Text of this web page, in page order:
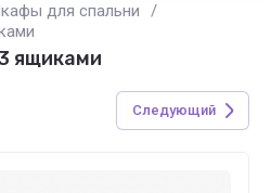
для спальни
/
ящиками
Следующий